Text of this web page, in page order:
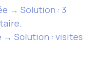
→ Solution : 3
→ Solution : visites